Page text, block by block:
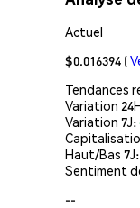
Actuel
$0.016394 (
Tendances
Variation
Variation 7J:
Haut/Bas
Sentiment
--